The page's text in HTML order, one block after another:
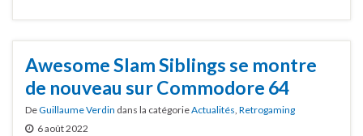
Awesome Slam Siblings se montre
de nouveau sur Commodore 64
DeGuillaume Verdin dans la catégorieActualités Retrogaming
6 août 2022